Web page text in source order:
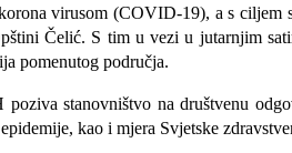
virusom (COVID-19), a s ciljem
Čelić. S tim u vezi u jutarnjim
pomenutog područja.
stanovništvo na društvenu
kao i mjera Svjetske